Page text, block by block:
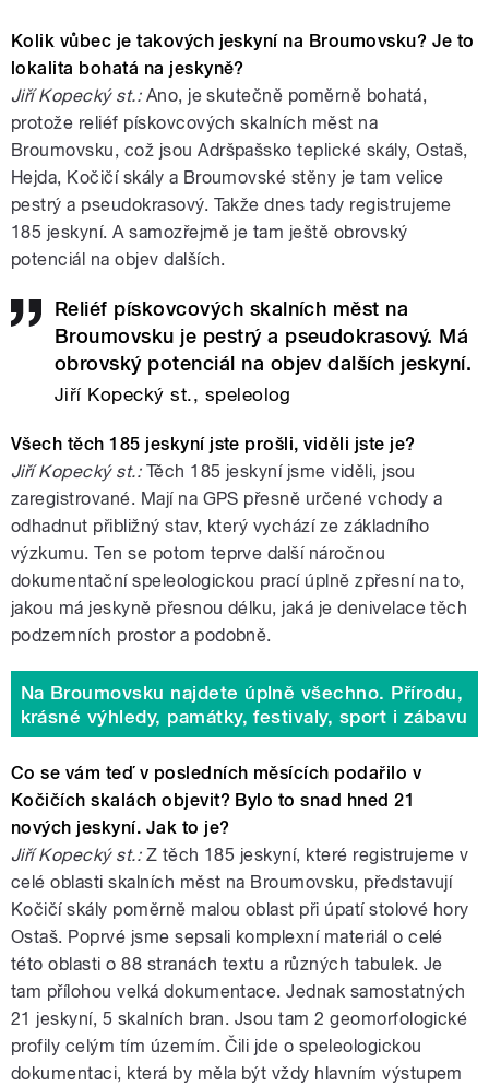
Kolik vůbec je takových jeskyní na Broumovsku? Je to
lokalita bohatá na jeskyně?
Jiří Kopecký st.:Ano, je skutečně poměrně bohatá,
protože reliéf pískovcových skalních měst na
Broumovsku, což jsou Adršpašsko teplické skály, Ostaš,
Hejda, Kočičí skály a Broumovské stěny je tam velice
pestrý a pseudokrasový. Takže dnes tady registrujeme
185 jeskyní. A samozřejmě je tam ještě obrovský
potenciál na objev dalších.
Reliéf pískovcových skalních měst na
Broumovsku je pestrý a pseudokrasový. Má
obrovský potenciál na objev dalších jeskyní.
Jiří Kopecký st., speleolog
Všech těch 185 jeskyní jste prošli, viděli jste je?
Jiří Kopecký st.:Těch 185 jeskyní jsme viděli, jsou
zaregistrované. Mají na GPS přesně určené vchody a
odhadnut přibližný stav, který vychází ze základního
výzkumu. Ten se potom teprve další náročnou
dokumentační speleologickou prací úplně zpřesní na to,
jakou má jeskyně přesnou délku, jaká je denivelace těch
podzemních prostor a podobně.
Na Broumovsku najdete úplně všechno. Přírodu,
krásné výhledy, památky, festivaly, sport i zábavu
Co se vám teď v posledních měsících podařilo v
Kočičích skalách objevit? Bylo to snad hned 21
nových jeskyní. Jak to je?
Jiří Kopecký st.:Z těch 185 jeskyní, které registrujeme v
celé oblasti skalních měst na Broumovsku, představují
Kočičí skály poměrně malou oblast při úpatí stolové hory
Ostaš. Poprvé jsme sepsali komplexní materiál o celé
této oblasti o 88 stranách textu a různých tabulek. Je
tam přílohou velká dokumentace. Jednak samostatných
21 jeskyní, 5 skalních bran. Jsou tam 2 geomorfologické
profily celým tím územím. Čili jde o speleologickou
dokumentaci, která by měla být vždy hlavním výstupem